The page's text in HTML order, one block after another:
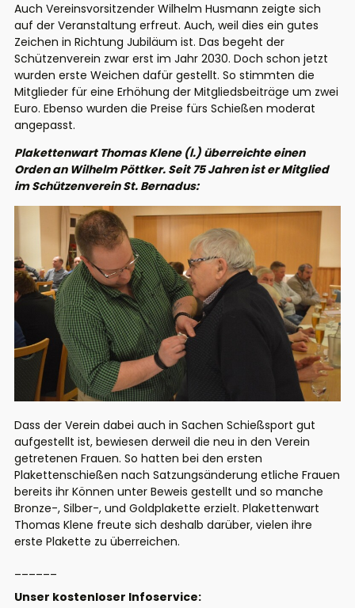
Auch Vereinsvorsitzender Wilhelm Husmann zeigte sich
auf der Veranstaltung erfreut. Auch, weil dies ein gutes
Zeichen in Richtung Jubiläum ist. Das begeht der
Schützenverein zwar erst im Jahr 2030. Doch schon jetzt
wurden erste Weichen dafür gestellt. So stimmten die
Mitglieder für eine Erhöhung der Mitgliedsbeiträge um zwei
Euro. Ebenso wurden die Preise fürs Schießen moderat
angepasst.
Plakettenwart Thomas Klene (l.) überreichte einen
Orden an Wilhelm Pöttker. Seit 75 Jahren ist er Mitglied
im Schützenverein St. Bernadus:
Dass der Verein dabei auch in Sachen Schießsport gut
aufgestellt ist, bewiesen derweil die neu in den Verein
getretenen Frauen. So hatten bei den ersten
Plakettenschießen nach Satzungsänderung etliche Frauen
bereits ihr Können unter Beweis gestellt und so manche
Bronze-, Silber-, und Goldplakette erzielt. Plakettenwart
Thomas Klene freute sich deshalb darüber, vielen ihre
erste Plakette zu überreichen.
Unser kostenloser Infoservice: